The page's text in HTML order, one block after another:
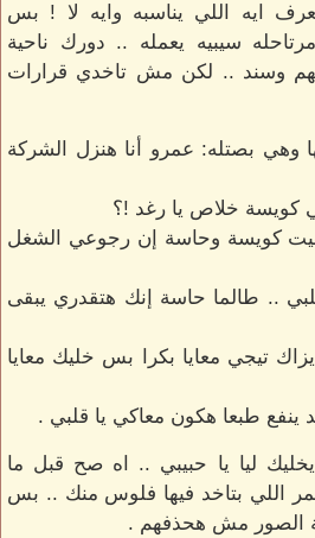
ايه اللي يناسبه وايه لا ! بس
سيبيه يعمله .. دورك ناحية
وسند .. لكن مش تاخدي قرارات
وهي بصتله: عمرو أنا هنزل الشركة
كويسة خلاص يا رغد !؟
كويسة وحاسة إن رجوعي الشغل
.. طالما حاسة إنك هتقدري يبقى
تيجي معايا بكرا بس خليك معايا
ينفع طبعا هكون معاكي يا قلبي .
ليا يا حبيبي .. اه صح قبل ما
اللي بتاخد فيها فلوس منك .. بس
الصور مش هحذفهم .